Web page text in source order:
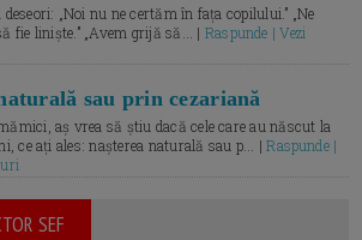
„Noi nu ne certăm în fața copilului.” „Ne
fie liniște.” „Avem grijă să... | Raspunde | Vezi
sau prin cezariană
aș vrea să știu dacă cele care au născut la
ce ați ales: nașterea naturală sau p... |Raspunde |
SEF